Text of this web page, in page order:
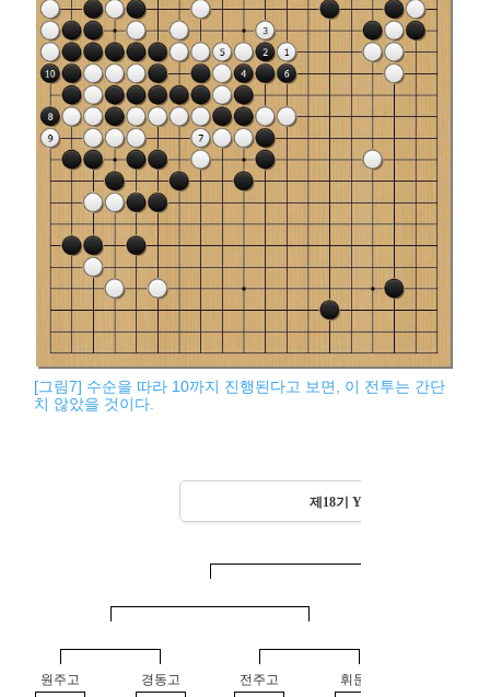
[그림7] 수순을 따라 10까지 진행된다고 보면, 이 전투는 간단
치 않았을 것이다.